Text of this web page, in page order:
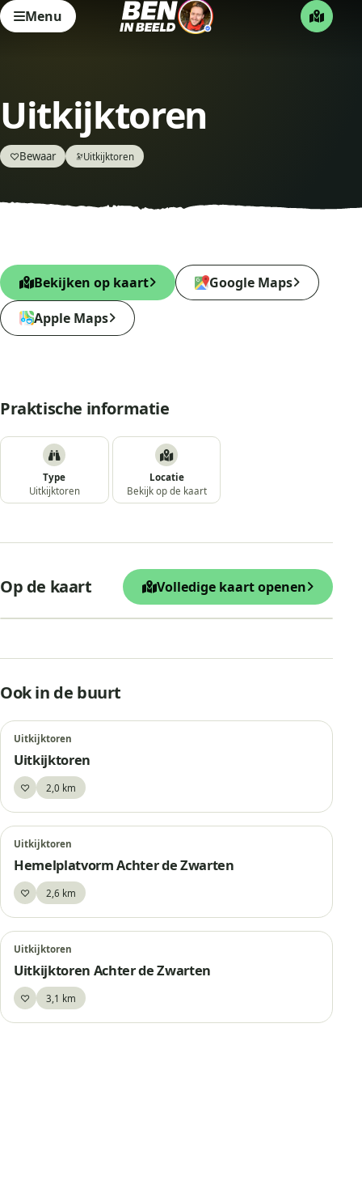
Menu
Uitkijktoren
♡Bewaar 🔭Uitkijktoren
Bekijken op kaart
Google Maps
Apple Maps
Praktische informatie
Type
Uitkijktoren
Locatie
Bekijk op de kaart
Op de kaart Volledige kaart openen
Uitkijktoren
−
Ook in de buurt
Uitkijktoren
Uitkijktoren
♡Bewaar2,0 km
Uitkijktoren
Hemelplatvorm Achter de Zwarten
♡Bewaar2,6 km
Uitkijktoren
Uitkijktoren Achter de Zwarten
♡Bewaar3,1 km